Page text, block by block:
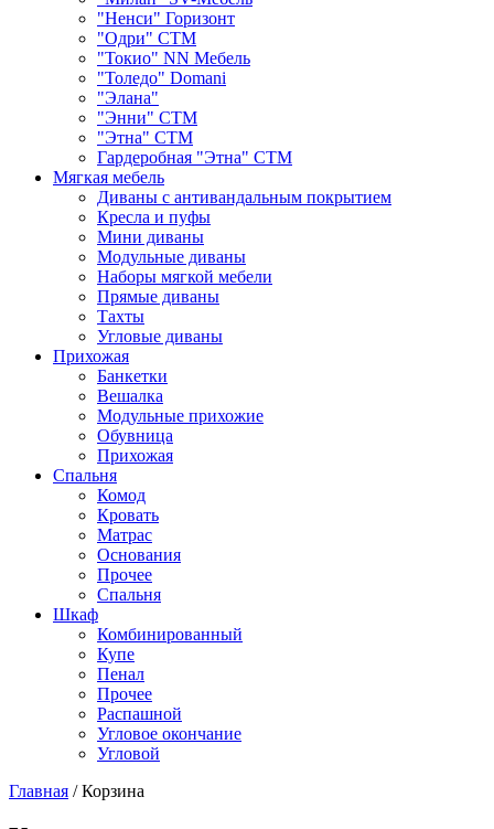
"Ненси" Горизонт
"Одри" СТМ
"Токио" NN Мебель
"Толедо" Domani
"Элана"
"Энни" СТМ
"Этна" СТМ
Гардеробная "Этна" СТМ
Мягкая мебель
Диваны с антивандальным покрытием
Кресла и пуфы
Мини диваны
Модульные диваны
Наборы мягкой мебели
Прямые диваны
Тахты
Угловые диваны
Прихожая
Банкетки
Вешалка
Модульные прихожие
Обувница
Прихожая
Спальня
Комод
Кровать
Матраc
Основания
Прочее
Спальня
Шкаф
Комбинированный
Купе
Пенал
Прочее
Распашной
Угловое окончание
Угловой
Главная /Корзина